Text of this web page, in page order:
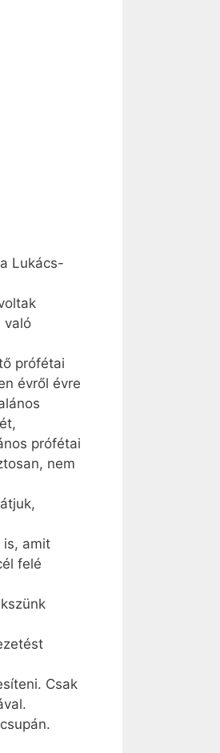
Lukács-
való
prófétai
évről évre
prófétai
nem
is, amit
felé
Csak